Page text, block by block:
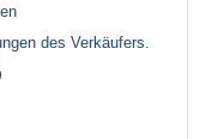
des Verkäufers